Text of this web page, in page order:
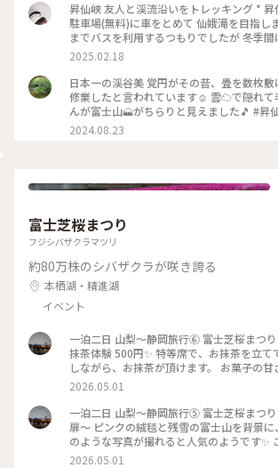
昇仙峡 友人と渓流沿いをトレッキング * 昇
駐車場(無料)に車をとめて 仙娥滝を目指し
までバスを利用するつもりでしたが 冬季
下調べしないとダメですね * 冬季間は少し
り合いバスが出ています 少し歩いて1区間
いお散歩ができました
2025.02.18
日本一の渓谷美 覚円がその昔、畳を数枚
修業したと言われています☺️ 雲☁で隠れて
んが富士山🗻がちらりと見えました🎵 #昇
ウェイ #富士山
2024.08.23
富士芝桜まつり
フジシバザクラマツリ
約80万株のシバザクラが咲き誇る
本栖湖・精進湖
イベント
一泊二日 山梨〜静岡旅行⑥ 富士芝桜まつり✨️ 〜お抹茶体験〜
抹茶体験 500円✨️ 特等席で、お抹茶を立て
しながら、お抹茶が頂けます。 お菓子の甘
が最高💖 こちらの席、去年までは席も有料だったようです
が、お抹茶体験の500円で利用出来ました✨️ #富士芝桜まつり
2026.4.15
2026.05.01
一泊二日 山梨〜静岡旅行⑤ 富士芝桜まつり✨️ 〜幸せへ続く
扉〜 ピンクの絨毯と残雪の富士山を背景に、扉を開ける物語
のような写真が撮れると人気のようです✨️ こちらも沢山の
2026.05.01